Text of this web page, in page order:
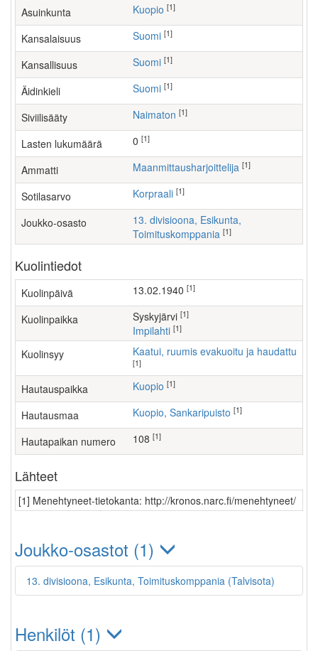
Asuinkunta Kuopio [1]
Kansalaisuus Suomi [1]
Kansallisuus Suomi [1]
Äidinkieli Suomi [1]
Siviilisääty Naimaton [1]
Lasten lukumäärä [1]
Ammatti maanmittausharjoittelija [1]
Sotilasarvo Korpraali [1]
Joukko-osasto
13. divisioona, Esikunta,
Toimituskomppania [1]
Kuolintiedot
Kuolinpäivä 13.02.1940 [1]
Kuolinpaikka Syskyjärvi [1]
Impilahti [1]
Kuolinsyy Kaatui, ruumis evakuoitu ja haudattu
[1]
Hautauspaikka Kuopio [1]
Hautausmaa Kuopio, Sankaripuisto [1]
Hautapaikan numero 108 [1]
Lähteet
[1] Menehtyneet-tietokanta: http://kronos.narc.fi/menehtyneet/
Joukko-osastot (1)
13. divisioona, Esikunta, Toimituskomppania (Talvisota)
Henkilöt (1)